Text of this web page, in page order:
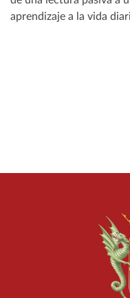
aprendizaje a la vida